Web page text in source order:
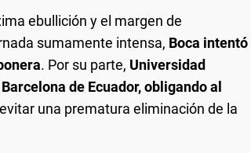
ebullición y el margen de
sumamente intensa, Boca intentó
. Por su parte, Universidad
de Ecuador, obligando al
una prematura eliminación de la